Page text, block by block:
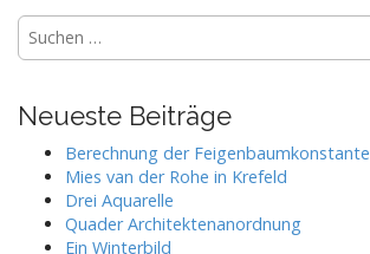
s
t
a
Suchen
nach:
Neueste Beiträge
Berechnung der Feigenbaumkonstante
Mies van der Rohe in Krefeld
Drei Aquarelle
Quader Architektenanordnung
Ein Winterbild